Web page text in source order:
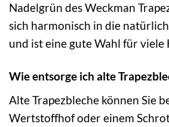
Nadelgrün des Weckman
sich harmonisch in die
und ist eine gute Wahl für viele
Wie entsorge ich alte
Alte Trapezbleche können Sie
Wertstoffhof oder einem